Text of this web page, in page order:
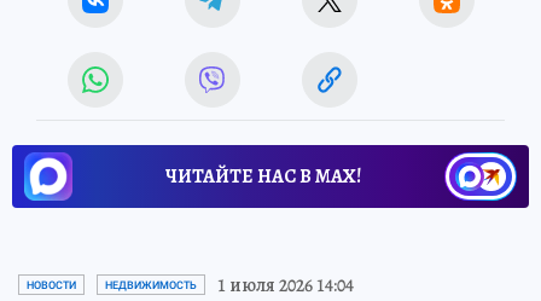
ЧИТАЙТЕ НАС В МАХ!
НОВОСТИ НЕДВИЖИМОСТЬ 1 июля 2026 14:04